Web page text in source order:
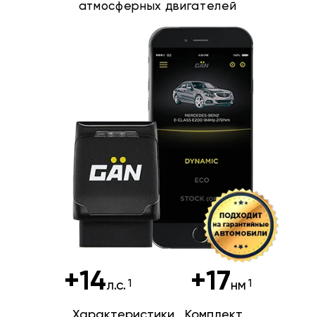
атмосферных двигателей
+14л.с. +17нм